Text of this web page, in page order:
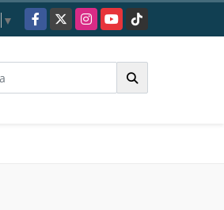
▼ Facebook
X InstagramYouTubeTikTok